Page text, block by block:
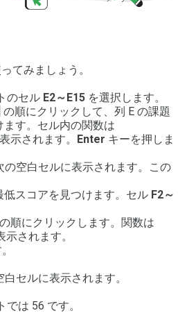
てみましょう。
のセル E2～E15 を選択します。
の順にクリックして、列 E の課題
す。セル内の関数は
示されます。 Enter キーを押しま
の空白セルに表示されます。この
スコアを見つけます。セル F2～
順にクリックします。関数は
示されます。
セルに表示されます。
は 56 です。